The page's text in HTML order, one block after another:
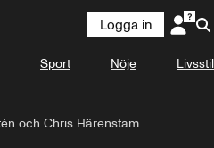
Logga in
Sport Nöje Livsstil
och Chris Härenstam